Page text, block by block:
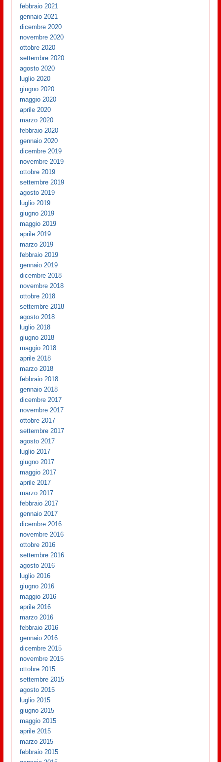
febbraio 2021
gennaio 2021
dicembre 2020
novembre 2020
ottobre 2020
settembre 2020
agosto 2020
luglio 2020
giugno 2020
maggio 2020
aprile 2020
marzo 2020
febbraio 2020
gennaio 2020
dicembre 2019
novembre 2019
ottobre 2019
settembre 2019
agosto 2019
luglio 2019
giugno 2019
maggio 2019
aprile 2019
marzo 2019
febbraio 2019
gennaio 2019
dicembre 2018
novembre 2018
ottobre 2018
settembre 2018
agosto 2018
luglio 2018
giugno 2018
maggio 2018
aprile 2018
marzo 2018
febbraio 2018
gennaio 2018
dicembre 2017
novembre 2017
ottobre 2017
settembre 2017
agosto 2017
luglio 2017
giugno 2017
maggio 2017
aprile 2017
marzo 2017
febbraio 2017
gennaio 2017
dicembre 2016
novembre 2016
ottobre 2016
settembre 2016
agosto 2016
luglio 2016
giugno 2016
maggio 2016
aprile 2016
marzo 2016
febbraio 2016
gennaio 2016
dicembre 2015
novembre 2015
ottobre 2015
settembre 2015
agosto 2015
luglio 2015
giugno 2015
maggio 2015
aprile 2015
marzo 2015
febbraio 2015